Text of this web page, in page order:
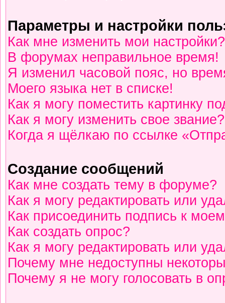
Параметры и настройки
Как мне изменить мои настройки?
В форумах неправильное время!
Я изменил часовой пояс, но
Моего языка нет в списке!
Как я могу поместить картинку
Как я могу изменить свое звание?
Когда я щёлкаю по ссылке
Создание сообщений
Как мне создать тему в форуме?
Как я могу редактировать или
Как присоединить подпись к
Как создать опрос?
Как я могу редактировать или
Почему мне недоступны
Почему я не могу голосовать в